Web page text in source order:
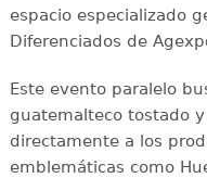
espacio especializado
Diferenciados de
Este evento paralelo
guatemalteco tostado
directamente a los
emblemáticas como